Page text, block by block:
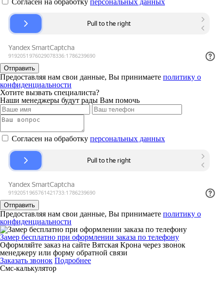
Согласен на обработку персональных данных
Отправить
Предоставляя нам свои данные, Вы принимаете политику о
конфиденциальности
Хотите вызвать специалиста?
Наши менеджеры будут рады Вам помочь
Согласен на обработку персональных данных
Отправить
Предоставляя нам свои данные, Вы принимаете политику о
конфиденциальности
Замер бесплатно при оформлении заказа по телефону
Оформляйте заказ на сайте Вятская Крона через звонок
менеджеру или форму обратной связи
Заказать звонок Подробнее
Смс-калькулятор